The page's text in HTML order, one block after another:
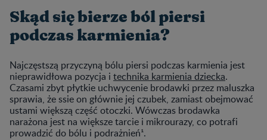
Skąd się bierze ból piersi
podczas karmienia?
Najczęstszą przyczyną bólu piersi podczas karmienia jest
nieprawidłowa pozycja i technika karmienia dziecka.
Czasami zbyt płytkie uchwycenie brodawki przez maluszka
sprawia, że ssie on głównie jej czubek, zamiast obejmować
ustami większą część otoczki. Wówczas brodawka
narażona jest na większe tarcie i mikrourazy, co potrafi
prowadzić do bólu i podrażnień¹.